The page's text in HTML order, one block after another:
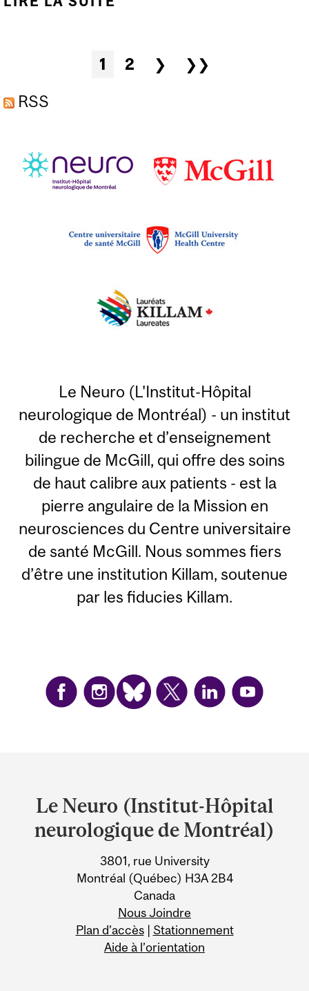
LEURS FORCES POUR
LES MALADIES
1 2 ❯
❯❯
RSS
Le Neuro (L'Institut-Hôpital
neurologique de Montréal) - un institut
de recherche et d’enseignement
bilingue de McGill, qui offre des soins
de haut calibre aux patients - est la
pierre angulaire de la Mission en
neurosciences du Centre universitaire
de santé McGill. Nous sommes fiers
d’être une institution Killam, soutenue
par les fiducies Killam.
and
University
Information
Le Neuro (Institut-Hôpital
neurologique de Montréal)
3801, rue University
Montréal (Québec) H3A 2B4
Canada
Nous Joindre
Plan d’accès| Stationnement
Aide à l’orientation